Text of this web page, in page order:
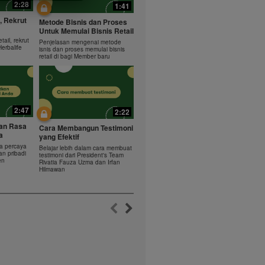
silakan
mengotrol
kali makan
oleh
yaitu
untuk
yang.
2:28
Rekrut
rekrut
1:41
Metode Bisnis dan Proses
Untuk Memulai Bisnis Retail
Penjelasan mengenai metode
isnis dan proses memulai bisnis
retail di bagi Member baru
2:47
Rasa
percaya
pribadi
2:22
Cara Membangun Testimoni
yang Efektif
Belajar lebih dalam cara membuat
testimoni dari President's Team
Rivatia Fauza Uzma dan Irfan
Hilmawan